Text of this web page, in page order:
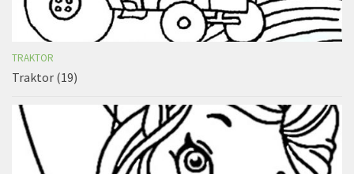
TRAKTOR
Traktor (19)